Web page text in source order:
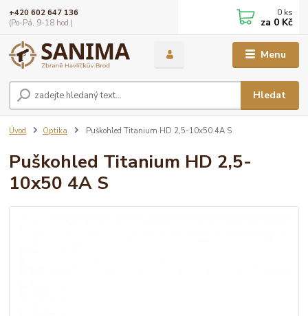
Menu
Hledat
+420 602 647 136
(Po-Pá, 9-18 hod.)
0 ks
za 0 Kč
Úvod Optika Puškohled Titanium HD 2,5-10x50 4A S
Puškohled Titanium HD 2,5-
10x50 4A S